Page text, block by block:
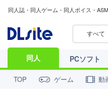
同人誌・同人ゲーム・同人ボイス・
すべて
同人 PCソフト
TOP ゲーム 動